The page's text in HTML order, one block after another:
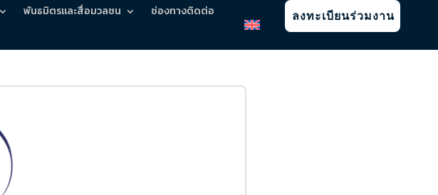
พันธมิตรและสื่อมวลชน ช่องทางติดต่อ ลงทะเบียนร่วมงาน